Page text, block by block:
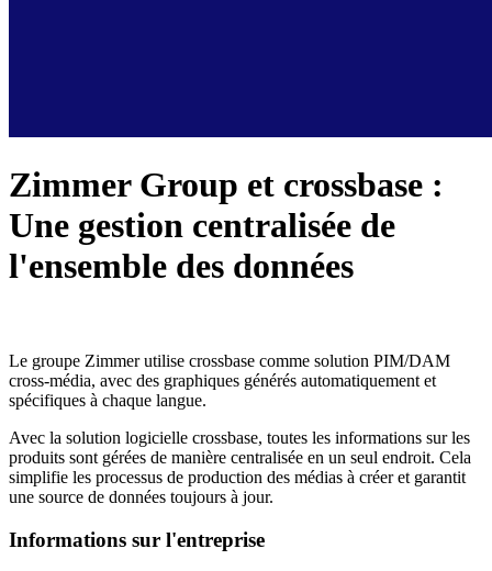
Zimmer Group et crossbase :
Une gestion centralisée de
l'ensemble des données
Le groupe Zimmer utilise crossbase comme solution PIM/DAM
cross-média, avec des graphiques générés automatiquement et
spécifiques à chaque langue.
Avec la solution logicielle crossbase, toutes les informations sur les
produits sont gérées de manière centralisée en un seul endroit. Cela
simplifie les processus de production des médias à créer et garantit
une source de données toujours à jour.
Informations sur l'entreprise